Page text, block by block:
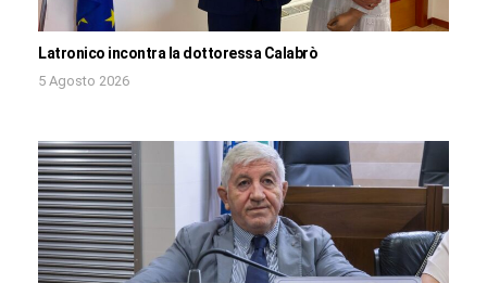
Latronico incontra la dottoressa Calabrò
5 Agosto 2026